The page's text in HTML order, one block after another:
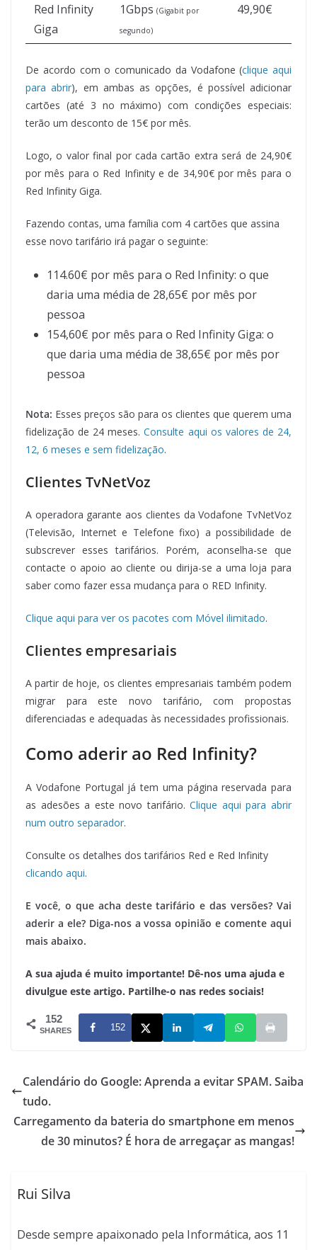
Red Infinity
Giga
1Gbps (Gigabit por
segundo)
49,90€
De acordo com o comunicado da Vodafone (clique aqui
para abrir), em ambas as opções, é possível adicionar
cartões (até 3 no máximo) com condições especiais:
terão um desconto de 15€ por mês.
Logo, o valor final por cada cartão extra será de 24,90€
por mês para o Red Infinity e de 34,90€ por mês para o
Red Infinity Giga.
Fazendo contas, uma família com 4 cartões que assina
esse novo tarifário irá pagar o seguinte:
114.60€ por mês para o Red Infinity: o que
daria uma média de 28,65€ por mês por
pessoa
154,60€ por mês para o Red Infinity Giga: o
que daria uma média de 38,65€ por mês por
pessoa
Nota: Esses preços são para os clientes que querem uma
fidelização de 24 meses.Consulte aqui os valores de 24,
12, 6 meses e sem fidelização.
Clientes TvNetVoz
A operadora garante aos clientes da Vodafone TvNetVoz
(Televisão, Internet e Telefone fixo) a possibilidade de
subscrever esses tarifários. Porém, aconselha-se que
contacte o apoio ao cliente ou dirija-se a uma loja para
saber como fazer essa mudança para o RED Infinity.
Clique aqui para ver os pacotes com Móvel ilimitado.
Clientes empresariais
A partir de hoje, os clientes empresariais também podem
migrar para este novo tarifário, com propostas
diferenciadas e adequadas às necessidades profissionais.
Como aderir ao Red Infinity?
A Vodafone Portugal já tem uma página reservada para
as adesões a este novo tarifário.Clique aqui para abrir
num outro separador.
Consulte os detalhes dos tarifários Red e Red Infinity
clicando aqui.
E você, o que acha deste tarifário e das versões? Vai
aderir a ele? Diga-nos a vossa opinião e comente aqui
mais abaixo.
A sua ajuda é muito importante! Dê-nos uma ajuda e
divulgue este artigo. Partilhe-o nas redes sociais!
152
SHARES 152
Calendário do Google: Aprenda a evitar SPAM. Saiba
tudo.
Carregamento da bateria do smartphone em menos
de 30 minutos? É hora de arregaçar as mangas!
Rui Silva
Desde sempre apaixonado pela Informática, aos 11